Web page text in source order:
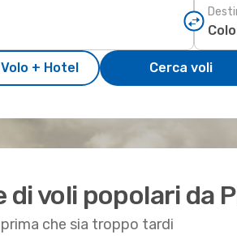
+ Hotel Cerca voli
voli popolari da
che sia troppo tardi